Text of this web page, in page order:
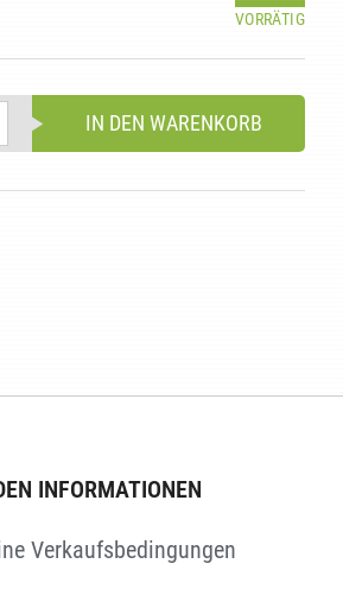
VORRÄTIG
IN DEN WARENKORB
INFORMATIONEN
Verkaufsbedingungen